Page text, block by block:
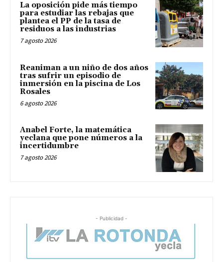
La oposición pide más tiempo
para estudiar las rebajas que
plantea el PP de la tasa de
residuos a las industrias
7 agosto 2026
Reaniman a un niño de dos años
tras sufrir un episodio de
inmersión en la piscina de Los
Rosales
6 agosto 2026
Anabel Forte, la matemática
yeclana que pone números a la
incertidumbre
7 agosto 2026
- Publicidad -